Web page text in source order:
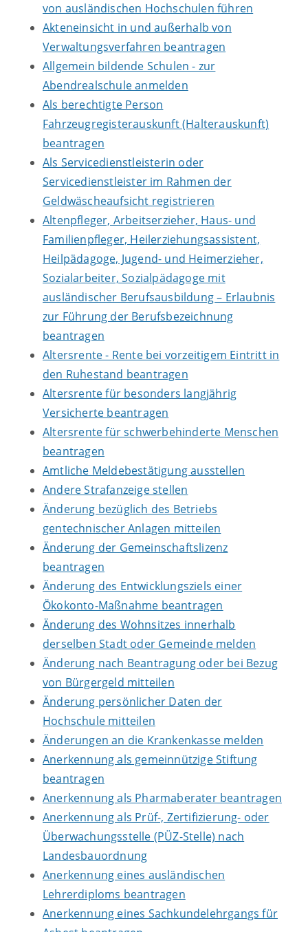
von ausländischen Hochschulen führen
Akteneinsicht in und außerhalb von
Verwaltungsverfahren beantragen
Allgemein bildende Schulen - zur
Abendrealschule anmelden
Als berechtigte Person
Fahrzeugregisterauskunft (Halterauskunft)
beantragen
Als Servicedienstleisterin oder
Servicedienstleister im Rahmen der
Geldwäscheaufsicht registrieren
Altenpfleger, Arbeitserzieher, Haus- und
Familienpfleger, Heilerziehungsassistent,
Heilpädagoge, Jugend- und Heimerzieher,
Sozialarbeiter, Sozialpädagoge mit
ausländischer Berufsausbildung – Erlaubnis
zur Führung der Berufsbezeichnung
beantragen
Altersrente - Rente bei vorzeitigem Eintritt in
den Ruhestand beantragen
Altersrente für besonders langjährig
Versicherte beantragen
Altersrente für schwerbehinderte Menschen
beantragen
Amtliche Meldebestätigung ausstellen
Andere Strafanzeige stellen
Änderung bezüglich des Betriebs
gentechnischer Anlagen mitteilen
Änderung der Gemeinschaftslizenz
beantragen
Änderung des Entwicklungsziels einer
Ökokonto-Maßnahme beantragen
Änderung des Wohnsitzes innerhalb
derselben Stadt oder Gemeinde melden
Änderung nach Beantragung oder bei Bezug
von Bürgergeld mitteilen
Änderung persönlicher Daten der
Hochschule mitteilen
Änderungen an die Krankenkasse melden
Anerkennung als gemeinnützige Stiftung
beantragen
Anerkennung als Pharmaberater beantragen
Anerkennung als Prüf-, Zertifizierung- oder
Überwachungsstelle (PÜZ-Stelle) nach
Landesbauordnung
Anerkennung eines ausländischen
Lehrerdiploms beantragen
Anerkennung eines Sachkundelehrgangs für